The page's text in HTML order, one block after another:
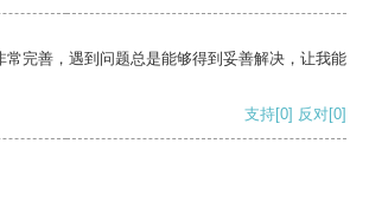
常完善，遇到问题总是能够得到妥善解决，让我能
支持[0] 反对[0]